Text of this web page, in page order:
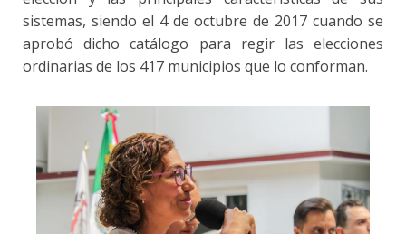
sistemas, siendo el 4 de octubre de 2017 cuando se
aprobó dicho catálogo para regir las elecciones
ordinarias de los 417 municipios que lo conforman.